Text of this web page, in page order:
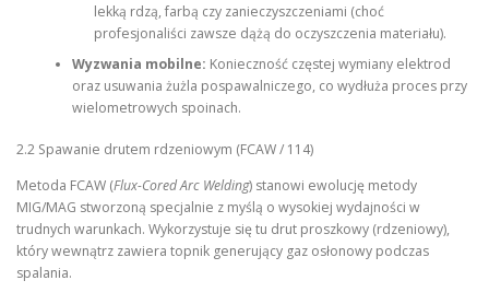
lekką rdzą, farbą czy zanieczyszczeniami (choć
profesjonaliści zawsze dążą do oczyszczenia materiału).
Wyzwania mobilne: Konieczność częstej wymiany elektrod
oraz usuwania żużla pospawalniczego, co wydłuża proces przy
wielometrowych spoinach.
2.2 Spawanie drutem rdzeniowym (FCAW / 114)
Metoda FCAW (Flux-Cored Arc Welding) stanowi ewolucję metody
MIG/MAG stworzoną specjalnie z myślą o wysokiej wydajności w
trudnych warunkach. Wykorzystuje się tu drut proszkowy (rdzeniowy),
który wewnątrz zawiera topnik generujący gaz osłonowy podczas
spalania.